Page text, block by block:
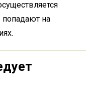
попадают на